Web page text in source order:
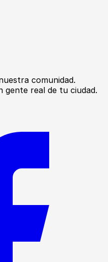
comunidad.
gente real de tu ciudad.